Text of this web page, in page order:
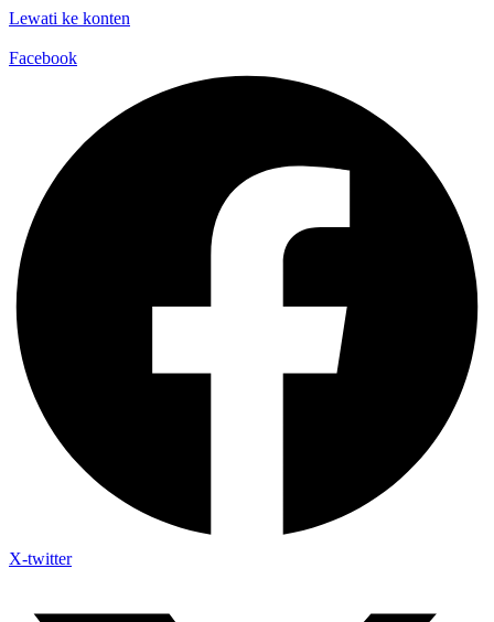
Lewati ke konten
Facebook
X-twitter